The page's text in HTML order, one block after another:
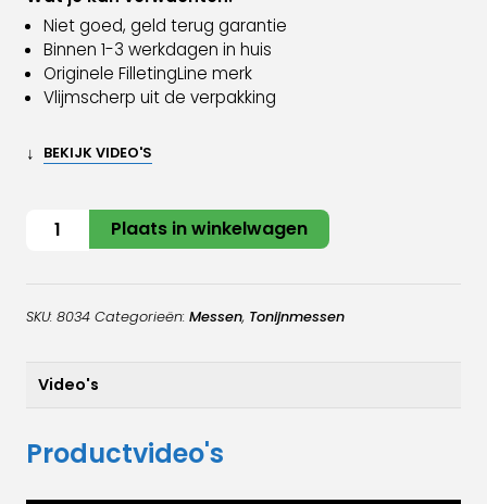
Niet goed, geld terug garantie
Binnen 1-3 werkdagen in huis
Originele FilletingLine merk
Vlijmscherp uit de verpakking
↓ BEKIJK VIDEO'S
Tonijn
fileermes
Plaats in winkelwagen
SKU: 8034 Categorieën: Messen, Tonijnmessen
Video's
Productvideo's